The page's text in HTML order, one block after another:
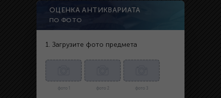
ОЦЕНКА АНТИКВАРИАТА
ПО ФОТО
1. Загрузите фото предмета
фото 1 фото 2 фото 3